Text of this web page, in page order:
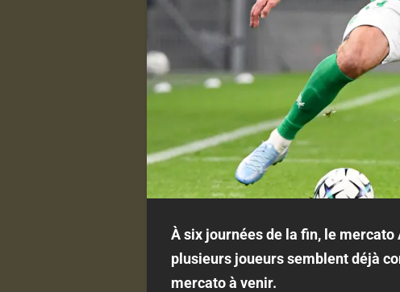
À six journées de la fin, le mercato
plusieurs joueurs semblent déjà
mercato à venir.